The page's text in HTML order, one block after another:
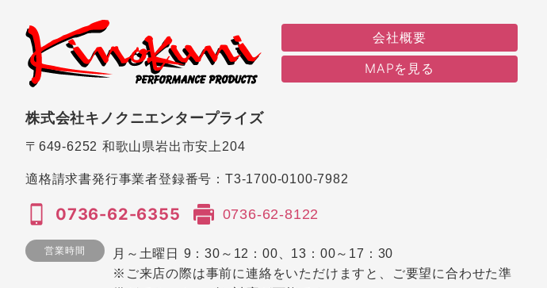
会社概要
MAPを見る
株式会社キノクニエンタープライズ
〒649-6252 和歌山県岩出市安上204
適格請求書発行事業者登録番号：T3-1700-0100-7982
0736-62-6355 0736-62-8122
営業時間
月～土曜日 9：30～12：00、13：00～17：30
※ご来店の際は事前に連絡をいただけますと、ご要望に合わせた準